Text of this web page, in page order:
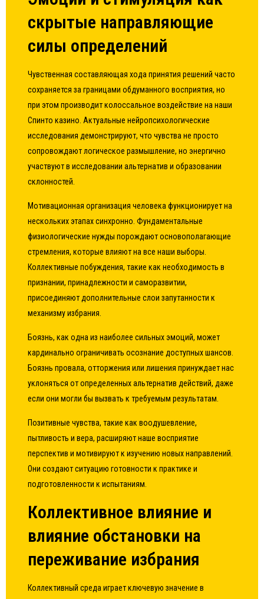
скрытые направляющие
силы определений
Чувственная составляющая хода принятия решений часто
сохраняется за границами обдуманного восприятия, но
при этом производит колоссальное воздействие на наши
Спинто казино. Актуальные нейропсихологические
исследования демонстрируют, что чувства не просто
сопровождают логическое размышление, но энергично
участвуют в исследовании альтернатив и образовании
склонностей.
Мотивационная организация человека функционирует на
нескольких этапах синхронно. Фундаментальные
физиологические нужды порождают основополагающие
стремления, которые влияют на все наши выборы.
Коллективные побуждения, такие как необходимость в
признании, принадлежности и саморазвитии,
присоединяют дополнительные слои запутанности к
механизму избрания.
Боязнь, как одна из наиболее сильных эмоций, может
кардинально ограничивать осознание доступных шансов.
Боязнь провала, отторжения или лишения принуждает нас
уклоняться от определенных альтернатив действий, даже
если они могли бы вызвать к требуемым результатам.
Позитивные чувства, такие как воодушевление,
пытливость и вера, расширяют наше восприятие
перспектив и мотивируют к изучению новых направлений.
Они создают ситуацию готовности к практике и
подготовленности к испытаниям.
Коллективное влияние и
влияние обстановки на
переживание избрания
Коллективный среда играет ключевую значение в